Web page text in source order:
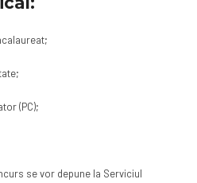
(PC);
se vor depune la Serviciul